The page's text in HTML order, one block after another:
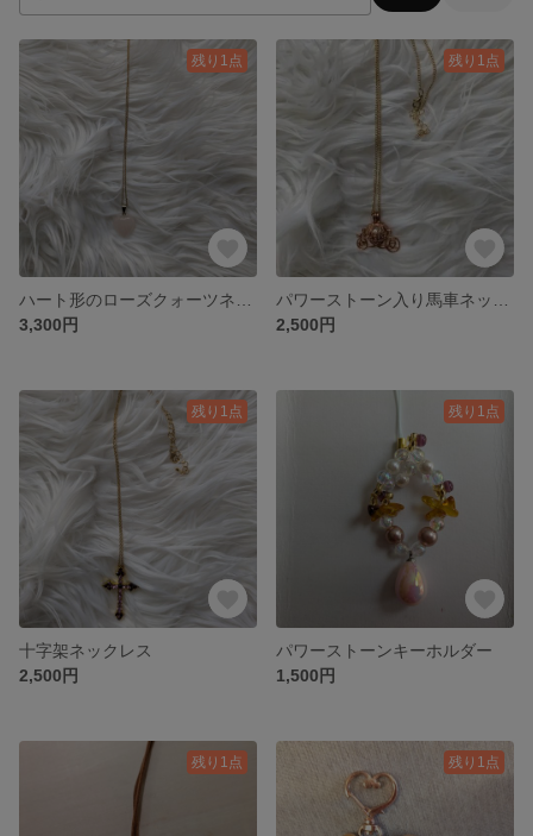
残り1点
3,300円
残り1点
2,500円
残り1点
十字架ネックレス
2,500円
残り1点
パワーストーンキーホルダー
1,500円
残り1点 残り1点